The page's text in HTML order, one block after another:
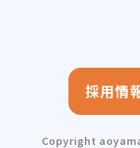
採用情
Copyright